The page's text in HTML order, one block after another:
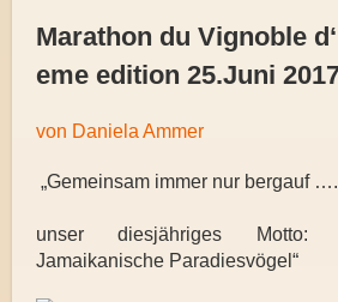
Marathon du Vignoble
eme edition 25.Juni
von Daniela Ammer
„Gemeinsam immer nur bergauf ….
unser diesjähriges Motto:
Jamaikanische Paradiesvögel“